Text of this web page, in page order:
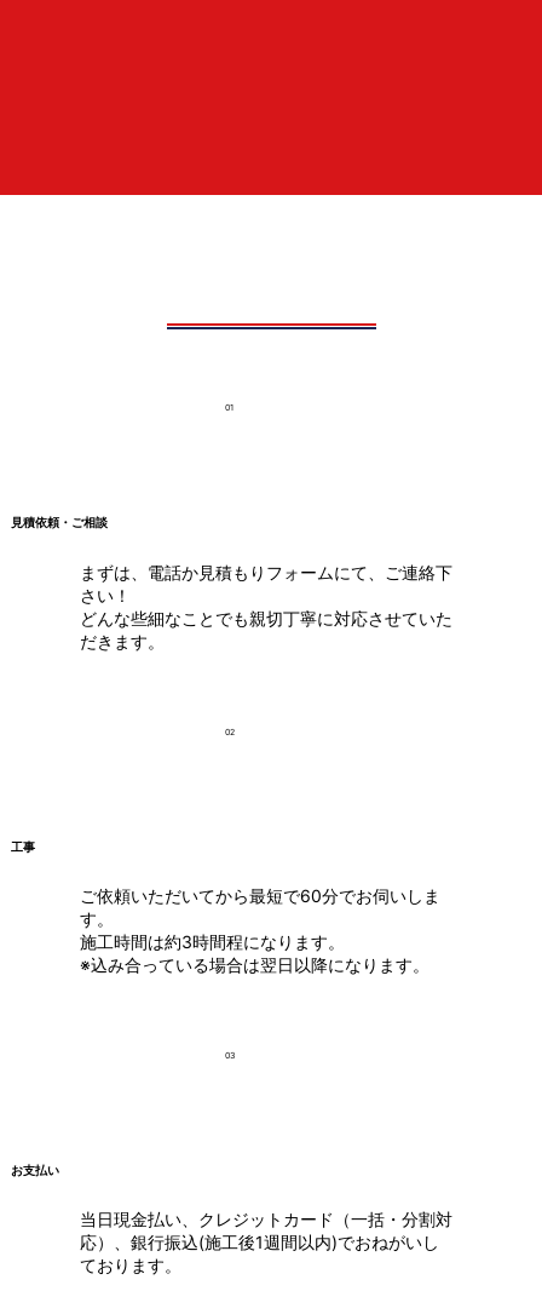
01
まずは、電話か見積もりフォームにて、ご連絡下
さい！
どんな些細なことでも親切丁寧に対応させていた
だきます。
見積依頼・ご相談
02
ご依頼いただいてから最短で60分でお伺いしま
す。
施工時間は約3時間程になります。
※込み合っている場合は翌日以降になります。
工事
03
当日現金払い、クレジットカード（一括・分割対
応）、銀行振込(施工後1週間以内)でおねがいし
ております。
お支払い